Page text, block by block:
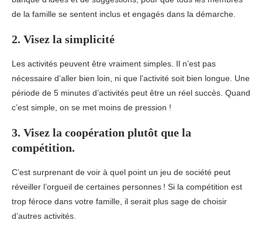
de la famille se sentent inclus et engagés dans la démarche.
2. Visez la simplicité
Les activités peuvent être vraiment simples. Il n’est pas
nécessaire d’aller bien loin, ni que l’activité soit bien longue. Une
période de 5 minutes d’activités peut être un réel succès. Quand
c’est simple, on se met moins de pression !
3. Visez la coopération plutôt que la
compétition.
C’est surprenant de voir à quel point un jeu de société peut
réveiller l’orgueil de certaines personnes ! Si la compétition est
trop féroce dans votre famille, il serait plus sage de choisir
d’autres activités.